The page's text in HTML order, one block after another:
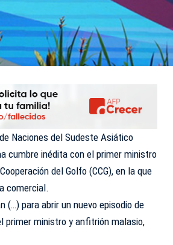
Naciones del Sudeste Asiático
cumbre inédita con el primer ministro
del Golfo (CCG), en la que
comercial.
(…) para abrir un nuevo episodio de
primer ministro y anfitrión malasio,